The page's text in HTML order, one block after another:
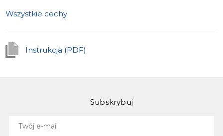
Wszystkie cechy
Instrukcja (PDF)
Subskrybuj
Twój